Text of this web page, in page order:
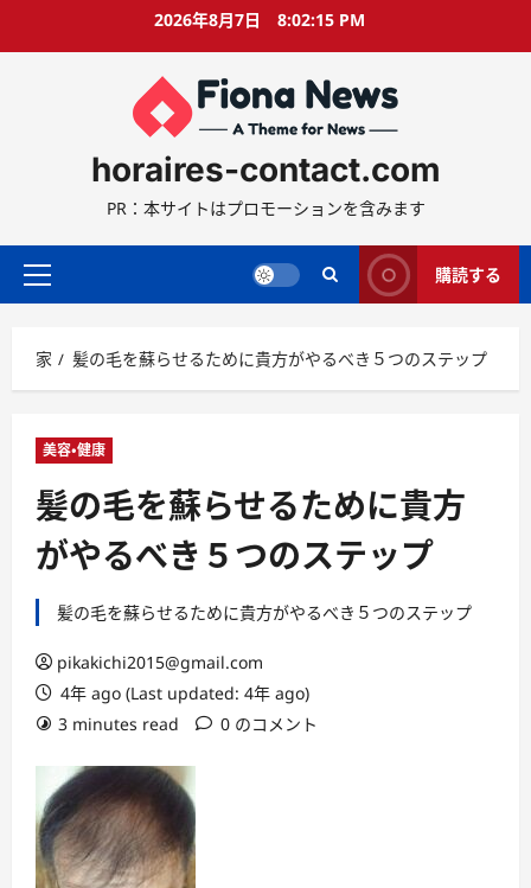
2026年8月7日 8:02:17 PM
horaires-contact.com
PR：本サイトはプロモーションを含みます
プ
マ
リ
メ
ュ
購読する
家 髪の毛を蘇らせるために貴方がやるべき５つのステップ
美容・健康
髪の毛を蘇らせるために貴方
がやるべき５つのステップ
髪の毛を蘇らせるために貴方がやるべき５つのステップ
pikakichi2015@gmail.com
4年 ago (Last updated: 4年 ago)
3 minutes read
0 のコメント